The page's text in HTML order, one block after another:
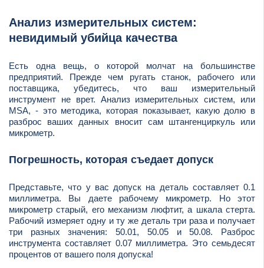
Анализ измерительных систем:
невидимый убийца качества
Есть одна вещь, о которой молчат на большинстве
предприятий. Прежде чем ругать станок, рабочего или
поставщика, убедитесь, что ваш измерительный
инструмент не врет. Анализ измерительных систем, или
MSA, - это методика, которая показывает, какую долю в
разброс ваших данных вносит сам штангенциркуль или
микрометр.
Погрешность, которая съедает допуск
Представьте, что у вас допуск на деталь составляет 0.1
миллиметра. Вы даете рабочему микрометр. Но этот
микрометр старый, его механизм люфтит, а шкала стерта.
Рабочий измеряет одну и ту же деталь три раза и получает
три разных значения: 50.01, 50.05 и 50.08. Разброс
инструмента составляет 0.07 миллиметра. Это семьдесят
процентов от вашего поля допуска!